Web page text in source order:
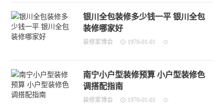
银川全包装修多少钱一平 银川全包
装修哪家好
装修家博会 1970-01-01
南宁小户型装修预算 小户型装修色
调搭配指南
装修家博会 1970-01-01